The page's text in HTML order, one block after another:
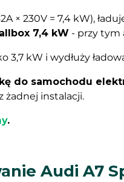
× 230V = 7,4 kW),
7,4 kW - przy tym
kW i wydłuży
do samochodu
żadnej instalacji.
.
Audi A7